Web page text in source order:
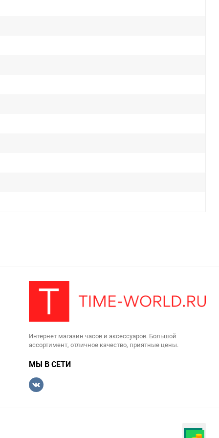
Интернет магазин часов и аксессуаров. Большой
ассортимент, отличное качество, приятные цены.
МЫ В СЕТИ